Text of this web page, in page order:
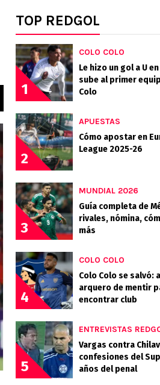
TOP REDGOL
1
COLO COLO
Le hizo un gol a U
sube al primer
Colo
2
APUESTAS
Cómo apostar en
League 2025-26
3
MUNDIAL 2026
Guía completa de
rivales, nómina,
más
4
COLO COLO
Colo Colo se salvó:
arquero de mentir
encontrar club
5
ENTREVISTAS
Vargas contra
confesiones del
años del penal